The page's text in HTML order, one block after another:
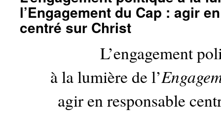
l’Engagement du Cap : agir
centré sur Christ
L’engagement
à la lumière de l’
agir en responsable